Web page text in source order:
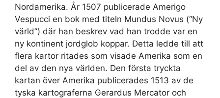
Nordamerika. År 1507 publicerade Amerigo
Vespucci en bok med titeln Mundus Novus (“Ny
värld”) där han beskrev vad han trodde var en
ny kontinent jordglob koppar. Detta ledde till att
flera kartor ritades som visade Amerika som en
del av den nya världen. Den första tryckta
kartan över Amerika publicerades 1513 av de
tyska kartograferna Gerardus Mercator och